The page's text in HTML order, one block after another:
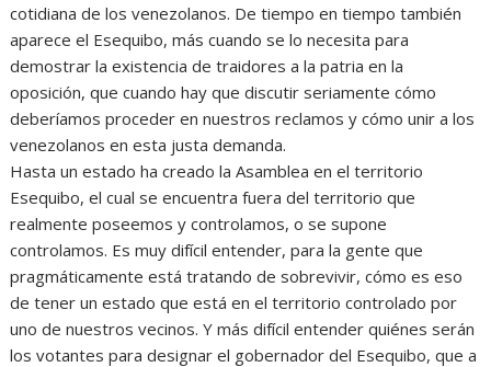
cotidiana de los venezolanos. De tiempo en tiempo también
aparece el Esequibo, más cuando se lo necesita para
demostrar la existencia de traidores a la patria en la
oposición, que cuando hay que discutir seriamente cómo
deberíamos proceder en nuestros reclamos y cómo unir a los
venezolanos en esta justa demanda.
Hasta un estado ha creado la Asamblea en el territorio
Esequibo, el cual se encuentra fuera del territorio que
realmente poseemos y controlamos, o se supone
controlamos. Es muy difícil entender, para la gente que
pragmáticamente está tratando de sobrevivir, cómo es eso
de tener un estado que está en el territorio controlado por
uno de nuestros vecinos. Y más difícil entender quiénes serán
los votantes para designar el gobernador del Esequibo, que a